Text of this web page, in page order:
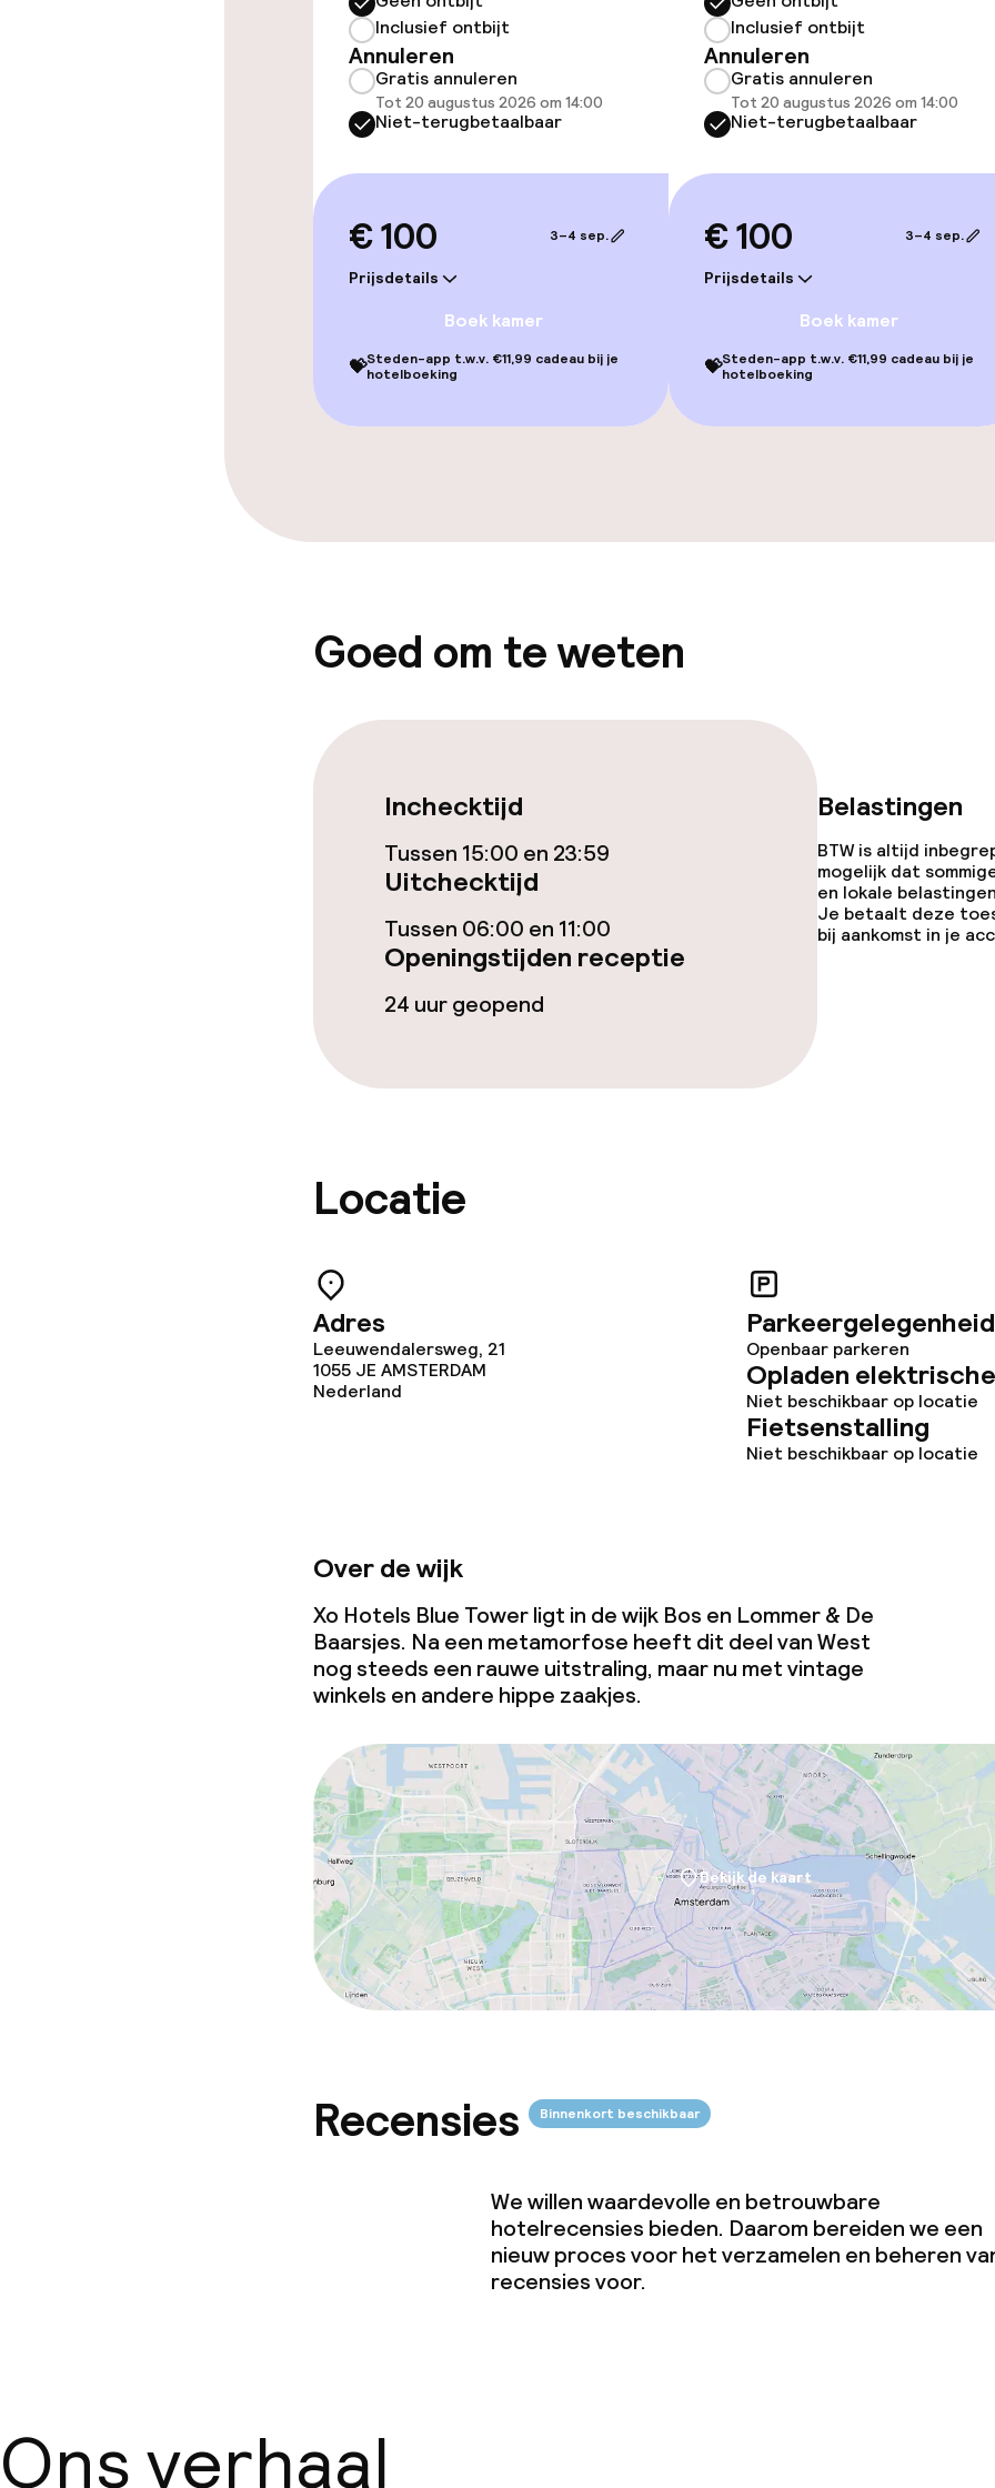
Gratis wifi
Er wordt geen alcohol geschonken
Inclusief ontbijt
Annuleren
Gratis annuleren
Tot 20 augustus 2026 om 14:00
Niet-terugbetaalbaar
€ 100
Prijsdetails
3–4 sep.
Boek kamer
💝Steden-app t.w.v. €11,99 cadeau bij je
hotelboeking
Inclusief ontbijt
Annuleren
Gratis annuleren
Tot 20 augustus 2026 om 14:00
Niet-terugbetaalbaar
€ 100
Prijsdetails
3–4 sep.
Boek kamer
💝Steden-app t.w.v. €11,99 cadeau bij je
hotelboeking
Goed om te weten
Inchecktijd
Tussen 15:00 en 23:59
Uitchecktijd
Tussen 06:00 en 11:00
Openingstijden receptie
24 uur geopend
Belastingen
BTW is altijd
mogelijk dat
en lokale
Je betaalt deze
bij aankomst in je
Locatie
Adres
Leeuwendalersweg, 21
1055 JE AMSTERDAM
Nederland
Parkeergelegenheid
Openbaar parkeren
Opladen
Niet beschikbaar op locatie
Fietsenstalling
Niet beschikbaar op locatie
Over de wijk
Xo Hotels Blue Tower ligt in de wijk Bos en Lommer & De
Baarsjes. Na een metamorfose heeft dit deel van West
nog steeds een rauwe uitstraling, maar nu met vintage
winkels en andere hippe zaakjes.
Bekijk de kaart
Recensies Binnenkort beschikbaar
We willen waardevolle en betrouwbare
hotelrecensies bieden. Daarom bereiden we een
nieuw proces voor het verzamelen en beheren
recensies voor.
Ons verhaal